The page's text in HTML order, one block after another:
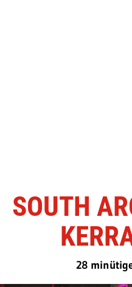
SOUTH
28